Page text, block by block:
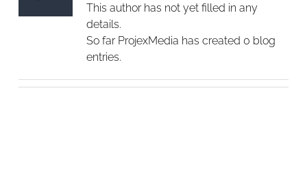
This author has not yet filled in any
details.
So far ProjexMedia has created 0 blog
entries.